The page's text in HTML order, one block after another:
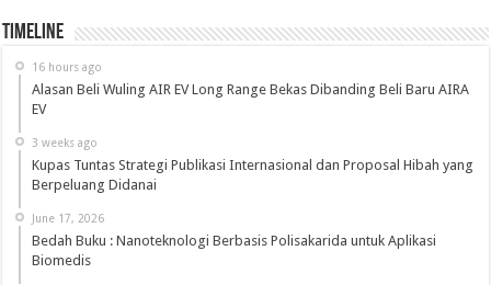
Timeline
16 hours ago
Alasan Beli Wuling AIR EV Long Range Bekas Dibanding Beli Baru AIRA
EV
3 weeks ago
Kupas Tuntas Strategi Publikasi Internasional dan Proposal Hibah yang
Berpeluang Didanai
June 17, 2026
Bedah Buku : Nanoteknologi Berbasis Polisakarida untuk Aplikasi
Biomedis